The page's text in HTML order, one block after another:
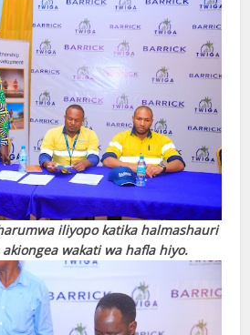
iliyopo katika halmashauri
akiongea wakati wa hafla hiyo.